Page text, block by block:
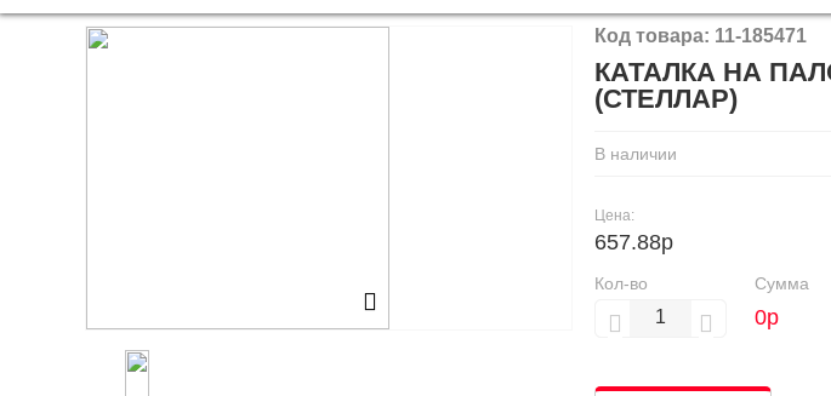
Код товара: 11-185471
КАТАЛКА НА
(СТЕЛЛАР)
В наличии
Цена:
657.88р
Кол-во Сумма
0р